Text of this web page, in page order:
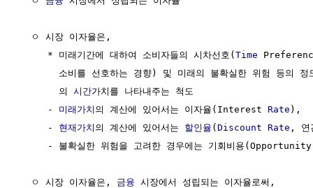
  ㅇ 시장 이자율은,
     * 미래기간에 대하여 소비자들의 시차선호(
Time
소비를 선호하는 경향) 및 미래의 불확실한 위험 등의 정
       의
시간가치를 나타내주는 척도
     -
미래가치 의 계산에 있어서는 이자율(Interest Rate ),
     -
현재가치 의 계산에 있어서는 할인율 (Discount Rate , 연
- 불확실한 위험을 고려한 경우에는 기회비용
  ㅇ 시장 이자율은,
금융 시장에서 성립되는 이자율로써,